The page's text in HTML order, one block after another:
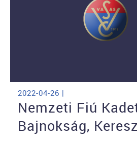
2022-04-26 |
Nemzeti Fiú
Bajnokság,